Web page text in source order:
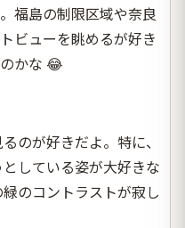
福島の制限区域や奈良
ビューを眺めるが好き
かな 😂
のが好きだよ。特に、
している姿が大好きな
のコントラストが寂し